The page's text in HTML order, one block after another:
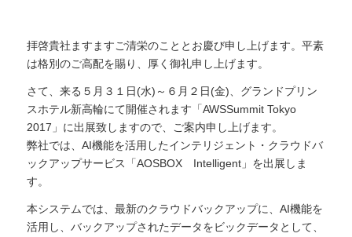
拝啓貴社ますますご清栄のこととお慶び申し上げます。平素
は格別のご高配を賜り、厚く御礼申し上げます。
さて、来る５月３１日(水)～６月２日(金)、グランドプリン
スホテル新高輪にて開催されます「AWSSummit Tokyo
2017」に出展致しますので、ご案内申し上げます。
弊社では、AI機能を活用したインテリジェント・クラウドバ
ックアップサービス「AOSBOX Intelligent」を出展しま
す。
本システムでは、最新のクラウドバックアップに、AI機能を
活用し、バックアップされたデータをビックデータとして、